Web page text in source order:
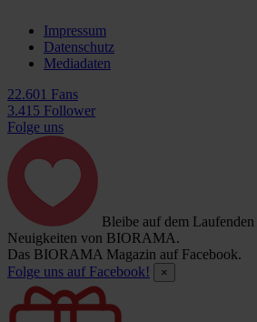
Impressum
Datenschutz
Mediadaten
22.601 Fans
3.415 Follower
Folge uns
Bleibe auf dem
Neuigkeiten von BIORAMA.
Das BIORAMA Magazin auf Facebook.
Folge uns auf Facebook!
×